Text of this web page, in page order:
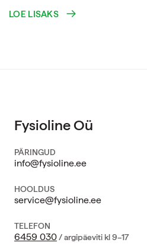
LOE LISAKS
Fysioline Oü
PÄRINGUD
info@fysioline.ee
HOOLDUS
service@fysioline.ee
TELEFON
6459 030/ argipäeviti kl 9–17